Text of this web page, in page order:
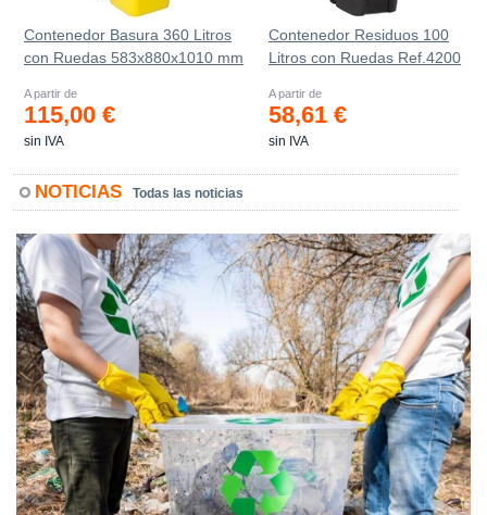
Contenedor Basura 360 Litros
con Ruedas 583x880x1010 mm
A partir de
115,00 €
sin IVA
Contenedor Residuos 100
Litros con Ruedas Ref.4200
A partir de
58,61 €
sin IVA
NOTICIAS Todas las noticias